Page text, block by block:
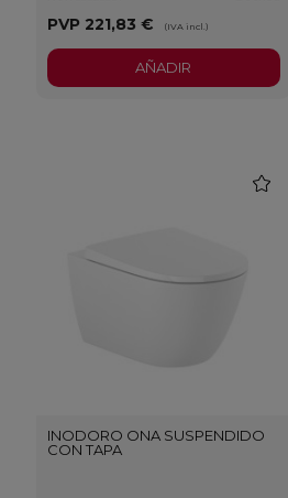
PVP 221,83 € (IVA incl.)
AÑADIR
INODORO ONA SUSPENDIDO
CON TAPA
favorite